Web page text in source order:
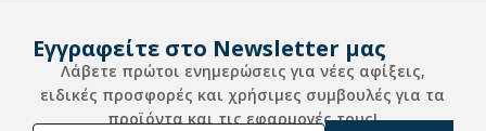
Εγγραφείτε στο Newsletter μας
Λάβετε πρώτοι ενημερώσεις για νέες αφίξεις,
ειδικές προσφορές και χρήσιμες συμβουλές για τα
προϊόντα και τις εφαρμογές τους!